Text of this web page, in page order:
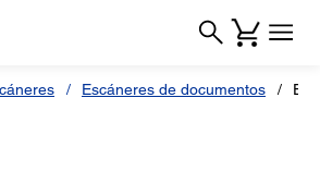
Escáneres de documentos